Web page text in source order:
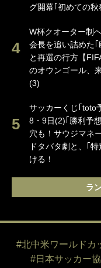
グ開幕｢初めての
W杯クオーター制
会長を追い詰めた
と再選の行方【
のオウンゴール、
(3)
サッカーくじ｢toto
8・9日(2)｢勝利予
穴も！サウジマネ
ドタバタ劇と、｢
ける！
ラ
#北中米ワールドカ
#日本サッカー